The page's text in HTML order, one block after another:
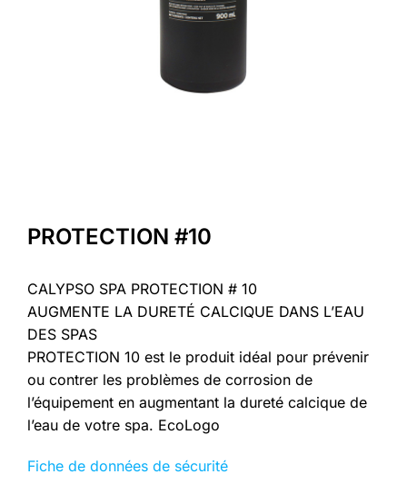
PROTECTION #10
CALYPSO SPA PROTECTION # 10
AUGMENTE LA DURETÉ CALCIQUE DANS L’EAU
DES SPAS
PROTECTION 10 est le produit idéal pour prévenir
ou contrer les problèmes de corrosion de
l’équipement en augmentant la dureté calcique de
l’eau de votre spa. EcoLogo
Fiche de données de sécurité